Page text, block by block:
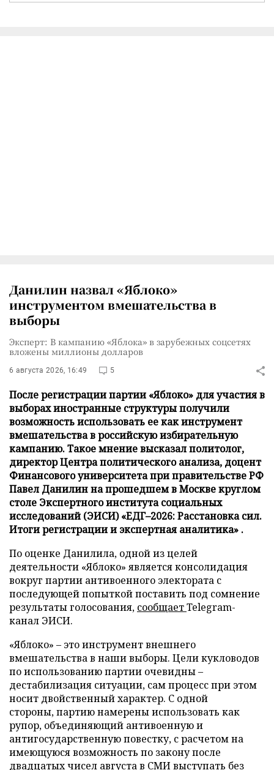
Данилин назвал «Яблоко»
инструментом вмешательства в
выборы
Эксперт: В кампанию «Яблока» в зарубежных соцсетях
вложены миллионы долларов
6 августа 2026, 16:49 5
После регистрации партии «Яблоко» для участия в
выборах иностранные структуры получили
возможность использовать ее как инструмент
вмешательства в российскую избирательную
кампанию. Такое мнение высказал политолог,
директор Центра политического анализа, доцент
Финансового университета при правительстве РФ
Павел Данилин на прошедшем в Москве круглом
столе Экспертного института социальных
исследований (ЭИСИ) «ЕДГ–2026: Расстановка сил.
Итоги регистрации и экспертная аналитика» .
По оценке Данилила, одной из целей
деятельности «Яблоко» является консолидация
вокруг партии антивоенного электората с
последующей попыткой поставить под сомнение
результаты голосования, сообщаетTelegram-
канал ЭИСИ.
«Яблоко» – это инструмент внешнего
вмешательства в наши выборы. Цели кукловодов
по использованию партии очевидны –
дестабилизация ситуации, сам процесс при этом
носит двойственный характер. С одной
стороны, партию намерены использовать как
рупор, объединяющий антивоенную и
антигосударственную повестку, с расчетом на
имеющуюся возможность по закону после
двадцатых чисел августа в СМИ выступать без